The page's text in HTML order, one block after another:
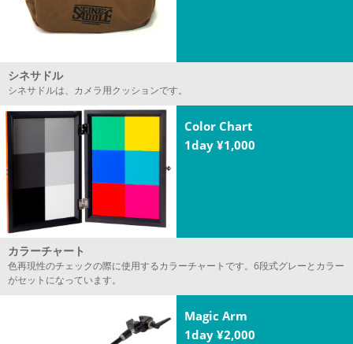
シネサドル
シネサドルは、カメラ用クッションです。
Color Chart
1day ¥1,000
カラーチャート
色再現性のチェックの際に使用するカラーチャートです。6段式グレーとカラー
がセットになっています。
Magic Arm
1day ¥2,000